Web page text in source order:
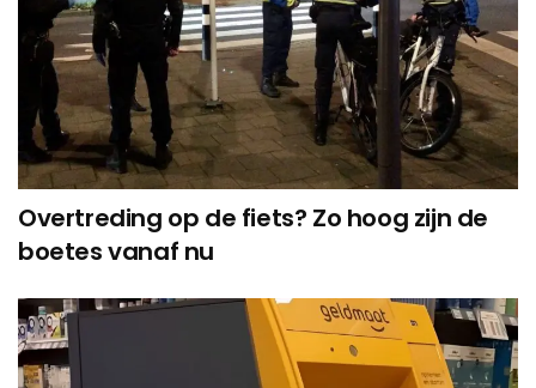
Overtreding op de fiets? Zo hoog zijn de
boetes vanaf nu